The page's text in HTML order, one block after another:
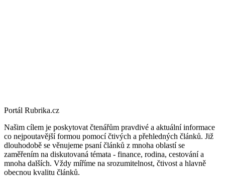
Portál Rubrika.cz
Našim cílem je poskytovat čtenářům pravdivé a aktuální informace
co nejpoutavější formou pomocí čtivých a přehledných článků. Již
dlouhodobě se věnujeme psaní článků z mnoha oblastí se
zaměřením na diskutovaná témata - finance, rodina, cestování a
mnoha dalších. Vždy míříme na srozumitelnost, čtivost a hlavně
obecnou kvalitu článků.